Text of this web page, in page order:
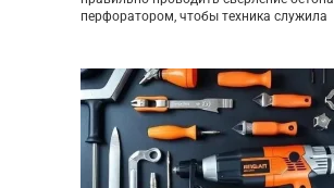
перфоратором, чтобы техника служила